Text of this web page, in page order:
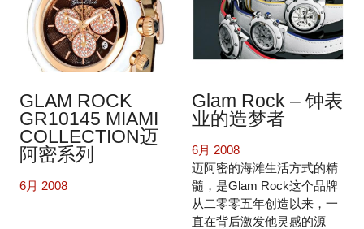
GLAM ROCK
GR10145 MIAMI
COLLECTION迈
阿密系列
6月 2008
Glam Rock – 钟表
业的造梦者
6月 2008
迈阿密的海滩生活方式的精
髓，是Glam Rock这个品牌
从二零零五年创造以来，一
直在背后激发他灵感的源